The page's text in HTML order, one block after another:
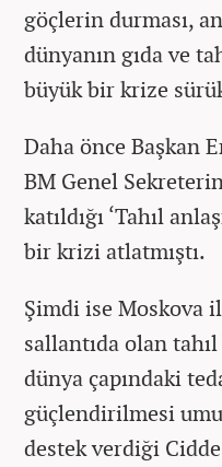
göçlerin durması,
dünyanın gıda ve
büyük bir krize
Daha önce Başkan
BM Genel
katıldığı ‘Tahıl
bir krizi atlatmıştı.
Şimdi ise Moskova
sallantıda olan tahıl
dünya çapındaki
güçlendirilmesi
destek verdiği